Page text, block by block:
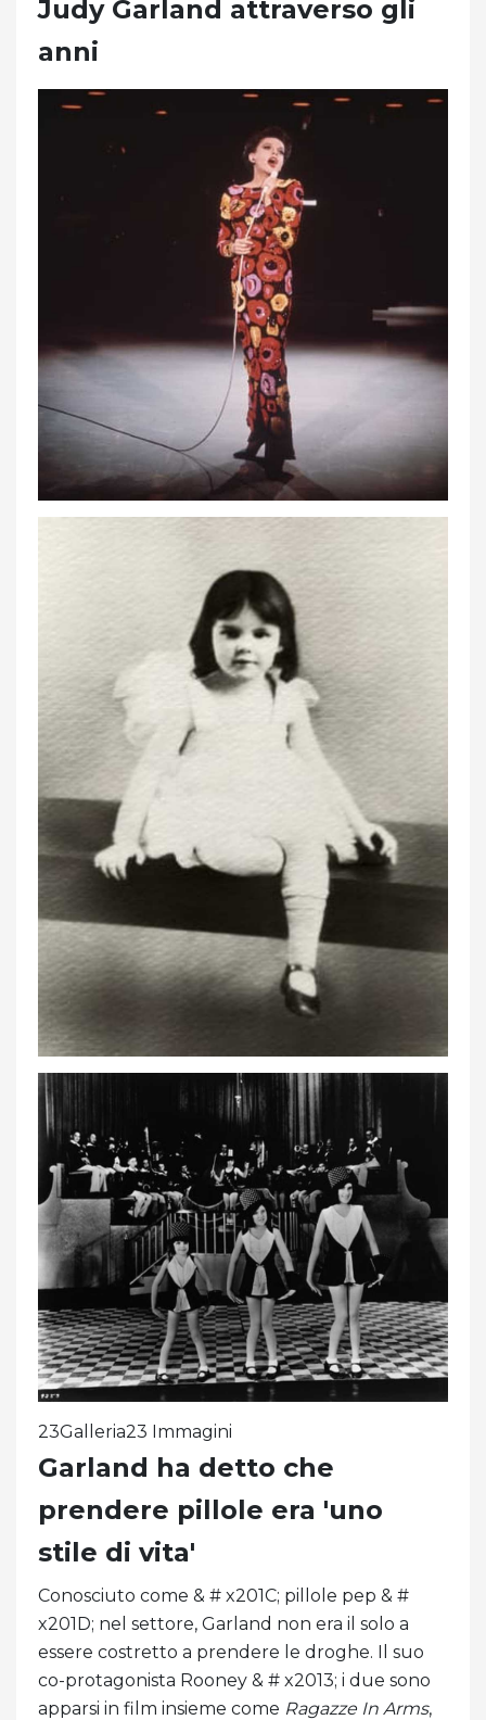
Judy Garland attraverso gli
anni
23Galleria23 Immagini
Garland ha detto che
prendere pillole era 'uno
stile di vita'
Conosciuto come & # x201C; pillole pep & #
x201D; nel settore, Garland non era il solo a
essere costretto a prendere le droghe. Il suo
co-protagonista Rooney & # x2013; i due sono
apparsi in film insieme come Ragazze In Arms,